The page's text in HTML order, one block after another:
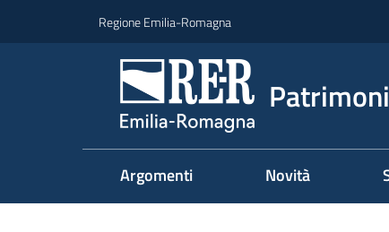
Regione Emilia-Romagna
Argomenti Novità